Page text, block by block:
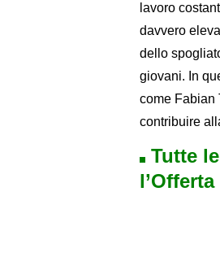
lavoro
davvero
dello
giovani. In
come Fabian
contribuire
Tutte